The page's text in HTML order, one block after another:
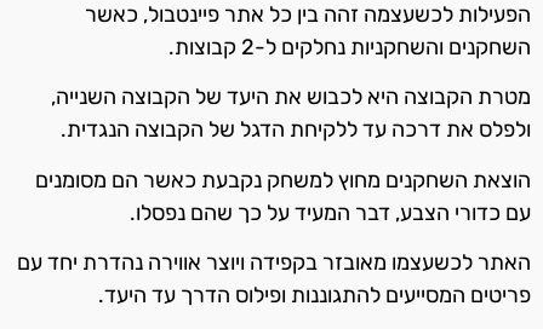
הפעילות לכשעצמה זהה בין כל אתר פיינטבול, כאשר
השחקנים והשחקניות נחלקים ל-2 קבוצות.
מטרת הקבוצה היא לכבוש את היעד של הקבוצה השנייה,
ולפלס את דרכה עד ללקיחת הדגל של הקבוצה הנגדית.
הוצאת השחקנים מחוץ למשחק נקבעת כאשר הם מסומנים
עם כדורי הצבע, דבר המעיד על כך שהם נפסלו.
האתר לכשעצמו מאובזר בקפידה ויוצר אווירה נהדרת יחד עם
פריטים המסייעים להתגוננות ופילוס הדרך עד היעד.